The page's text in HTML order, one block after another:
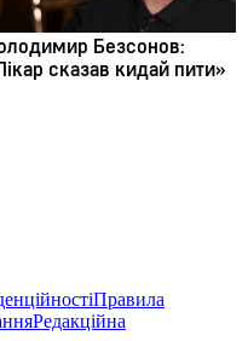
Правила
Редакційна